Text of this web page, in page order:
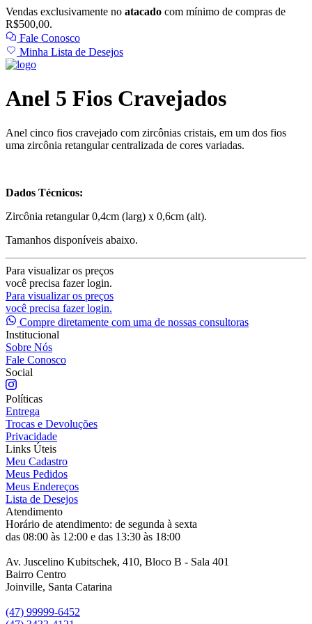
Vendas exclusivamente no atacado com mínimo de compras de
R$500,00.
Fale Conosco
Minha Lista de Desejos
Anel 5 Fios Cravejados
Anel cinco fios cravejado com zircônias cristais, em um dos fios
uma zircônia retangular centralizada de cores variadas.
Dados Técnicos:
Zircônia retangular 0,4cm (larg) x 0,6cm (alt).
Tamanhos disponíveis abaixo.
Para visualizar os preços
você precisa fazer login.
Para visualizar os preços
você precisa fazer login.
Compre diretamente com uma de nossas consultoras
Institucional
Sobre Nós
Fale Conosco
Social
Políticas
Entrega
Trocas e Devoluções
Privacidade
Links Úteis
Meu Cadastro
Meus Pedidos
Meus Endereços
Lista de Desejos
Atendimento
Horário de atendimento: de segunda à sexta
das 08:00 às 12:00 e das 13:30 às 18:00
Av. Juscelino Kubitschek, 410, Bloco B - Sala 401
Bairro Centro
Joinville, Santa Catarina
(47) 99999-6452